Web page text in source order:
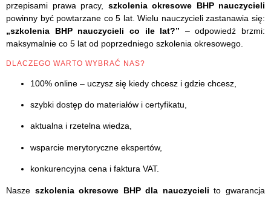
przepisami prawa pracy, szkolenia okresowe BHP nauczycieli
powinny być powtarzane co 5 lat. Wielu nauczycieli zastanawia się:
„szkolenia BHP nauczycieli co ile lat?” – odpowiedź brzmi:
maksymalnie co 5 lat od poprzedniego szkolenia okresowego.
DLACZEGO WARTO WYBRAĆ NAS?
100% online – uczysz się kiedy chcesz i gdzie chcesz,
szybki dostęp do materiałów i certyfikatu,
aktualna i rzetelna wiedza,
wsparcie merytoryczne ekspertów,
konkurencyjna cena i faktura VAT.
Nasze szkolenia okresowe BHP dla nauczycieli to gwarancja